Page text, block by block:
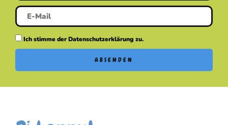
Ich stimme der Datenschutzerklärung zu.
ABSENDEN